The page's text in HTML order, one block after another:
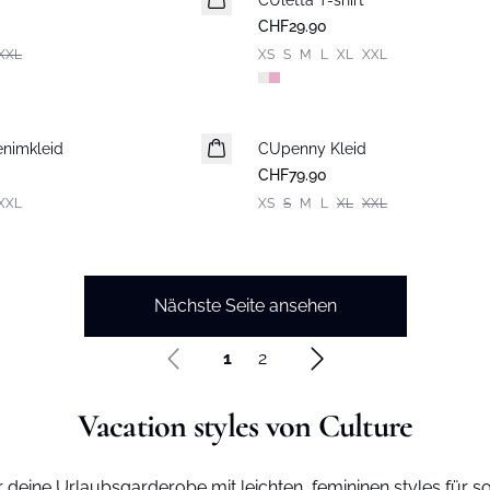
CHF29.90
XS S M L XL XXL
CUpenny Kleid
CHF79.90
XS S M L XL XXL
Nächste Seite ansehen
1 2
Vacation styles von Culture